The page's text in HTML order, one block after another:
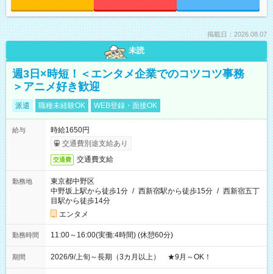
掲載日：2026.08.07
未読
週3日×時短！＜エンタメ企業でのコツコツ事務
＞アニメ好き歓迎
派遣 職種未経験OK WEB登録・面接OK
給与
時給1650円
交通費別途支給あり
交通費 交通費支給
勤務地
東京都中野区
中野坂上駅から徒歩1分 / 西新宿駅から徒歩15分 / 西新宿五丁
目駅から徒歩14分
エンタメ
勤務時間 11:00～16:00(実働:4時間) (休憩60分)
期間 2026/9/上旬～長期（3カ月以上） ★9月～OK！